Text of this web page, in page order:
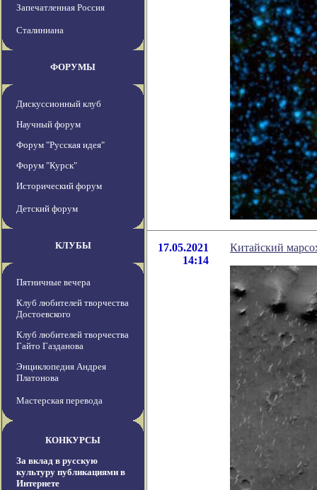
Запечатленная Россия
Сталиниана
ФОРУМЫ
Дискуссионный клуб
Научный форум
Форум "Русская идея"
Форум "Курск"
Исторический форум
Детский форум
КЛУБЫ
Пятничные вечера
Клуб любителей творчества
Достоевского
Клуб любителей творчества
Гайто Газданова
Энциклопедия Андрея
Платонова
Мастерская перевода
КОНКУРСЫ
За вклад в русскую
культуру публикациями в
Интернете
17.05.2021
14:14
Китайский